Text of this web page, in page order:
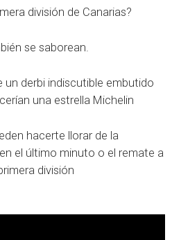
división de Canarias?
se saborean.
derbi indiscutible embutido
una estrella Michelin
hacerte llorar de la
el último minuto o el remate a
división